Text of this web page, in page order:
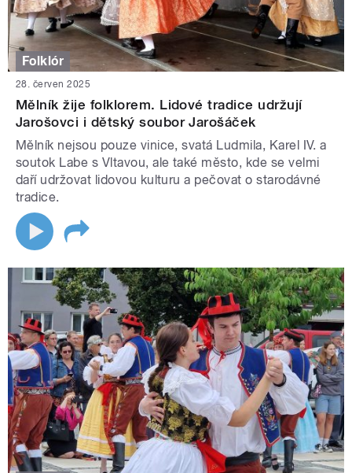
Folklór
28. červen 2025
Mělník žije folklorem. Lidové tradice udržují
Jarošovci i dětský soubor Jarošáček
Mělník nejsou pouze vinice, svatá Ludmila, Karel IV. a
soutok Labe s Vltavou, ale také město, kde se velmi
daří udržovat lidovou kulturu a pečovat o starodávné
tradice.